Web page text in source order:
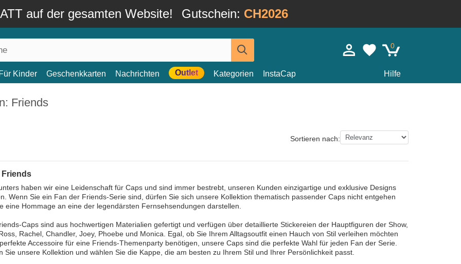
auf der gesamten Website! Gutschein: CH2026
0
Für Kinder Geschenkkarten Nachrichten Outlet Kategorien InstaCap Hilfe
Friends
Sortieren nach:
Friends
haben wir eine Leidenschaft für Caps und sind immer bestrebt, unseren Kunden einzigartige und exklusive Designs
Wenn Sie ein Fan der Friends-Serie sind, dürfen Sie sich unsere Kollektion thematisch passender Caps nicht entgehen
eine Hommage an eine der legendärsten Fernsehsendungen darstellen.
Caps sind aus hochwertigen Materialien gefertigt und verfügen über detaillierte Stickereien der Hauptfiguren der Show,
Rachel, Chandler, Joey, Phoebe und Monica. Egal, ob Sie Ihrem Alltagsoutfit einen Hauch von Stil verleihen möchten
Accessoire für eine Friends-Themenparty benötigen, unsere Caps sind die perfekte Wahl für jeden Fan der Serie.
Sie unsere Kollektion und wählen Sie die Kappe, die am besten zu Ihrem Stil und Ihrer Persönlichkeit passt.